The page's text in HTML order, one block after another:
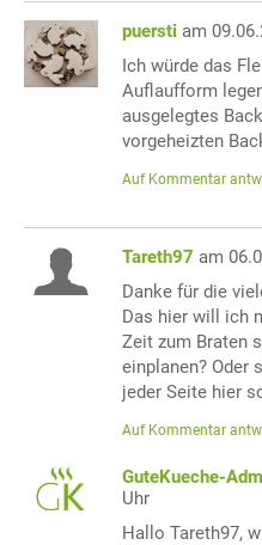
puersti am
Ich würde das
Auflaufform
ausgelegtes
vorgeheizten
Auf Kommentar
Tareth97 am
Danke für die
Das hier will ich
Zeit zum Braten
einplanen? Oder
jeder Seite hier
Auf Kommentar
GuteKueche-
Uhr
Hallo Tareth97,